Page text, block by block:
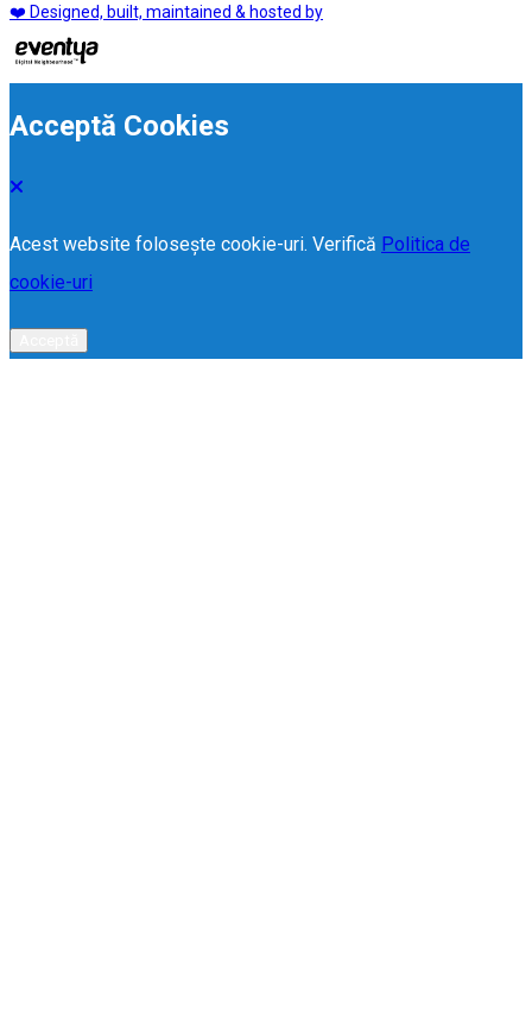
❤️ Designed, built, maintained & hosted by
Acceptă Cookies
Acest website folosește cookie-uri. Verifică Politica de
cookie-uri